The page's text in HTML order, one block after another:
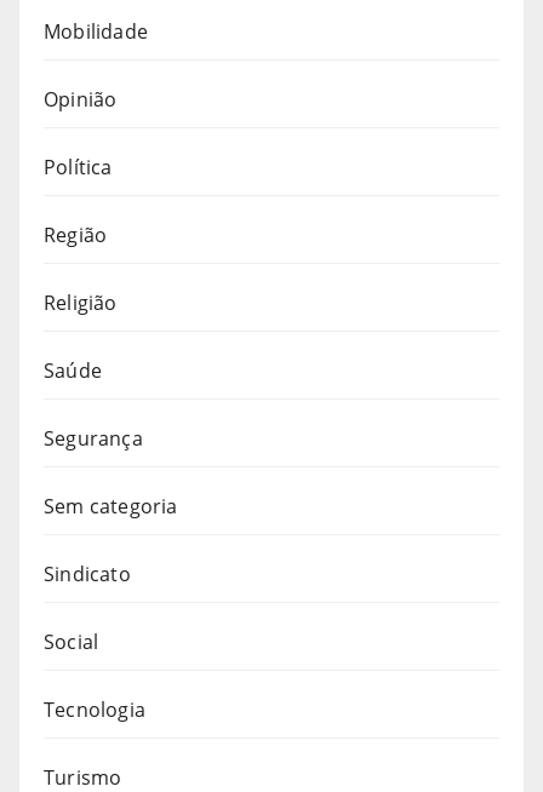
Mobilidade
Opinião
Política
Região
Religião
Saúde
Segurança
Sem categoria
Sindicato
Social
Tecnologia
Turismo